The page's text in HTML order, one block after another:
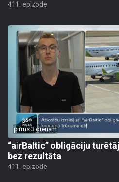
411. epizode
pirms 3 dienām
“airBaltic” obligāciju
bez rezultāta
411. epizode